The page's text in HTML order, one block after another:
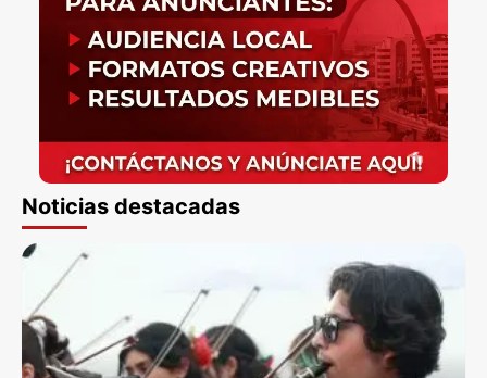
Noticias destacadas